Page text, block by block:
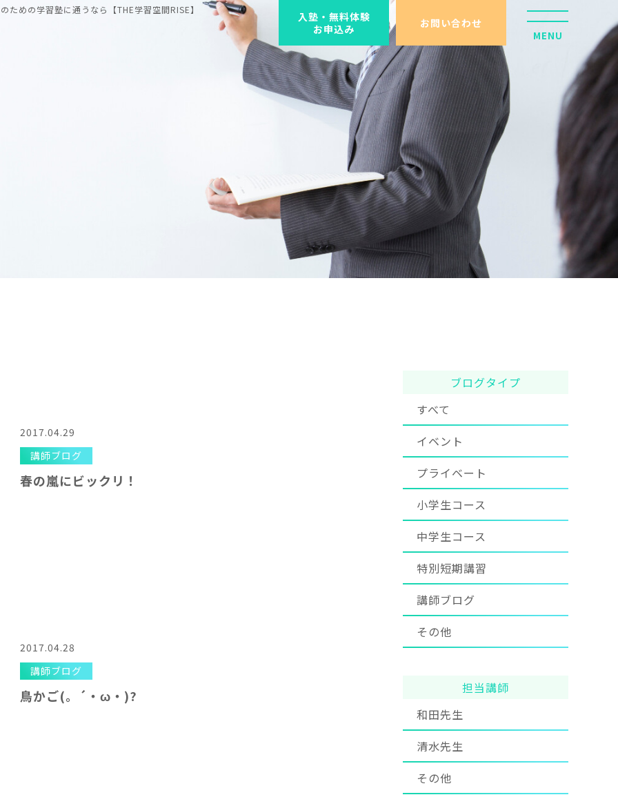
めの学習塾に通うなら【THE学習空間RISE】
入塾・無料体験
お申込み
お問い合わせ
MENU
2017.04.29
講師ブログ
春の嵐にビックリ！
2017.04.28
講師ブログ
鳥かご(。´・ω・)?
ブログタイプ
すべて
イベント
プライベート
小学生コース
中学生コース
特別短期講習
講師ブログ
その他
担当講師
和田先生
清水先生
その他